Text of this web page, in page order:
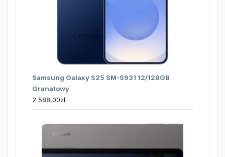
Samsung Galaxy S25 SM-S931 12/128GB
Granatowy
2 588,00zł